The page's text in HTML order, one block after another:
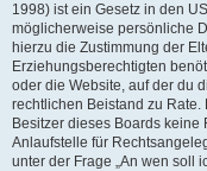
1998) ist ein Gesetz in den
möglicherweise persönliche
hierzu die Zustimmung der
Erziehungsberechtigten
oder die Website, auf der du
rechtlichen Beistand zu
Besitzer dieses Boards
Anlaufstelle für
unter der Frage „An wen soll